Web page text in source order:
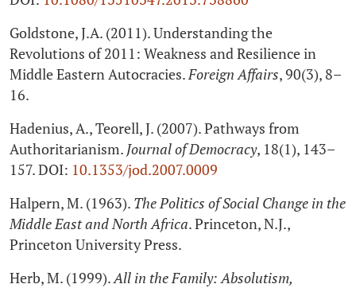
Goldstone, J.A. (2011). Understanding the
Revolutions of 2011: Weakness and Resilience in
Middle Eastern Autocracies.Foreign Affairs, 90(3), 8–
16.
Hadenius, A., Teorell, J. (2007). Pathways from
Authoritarianism. Journal of Democracy, 18(1), 143–
157. DOI: 10.1353/jod.2007.0009
Halpern, M. (1963). The Politics of Social Change in the
Middle East and North Africa. Princeton, N.J.,
Princeton University Press.
Herb, M. (1999).All in the Family: Absolutism,